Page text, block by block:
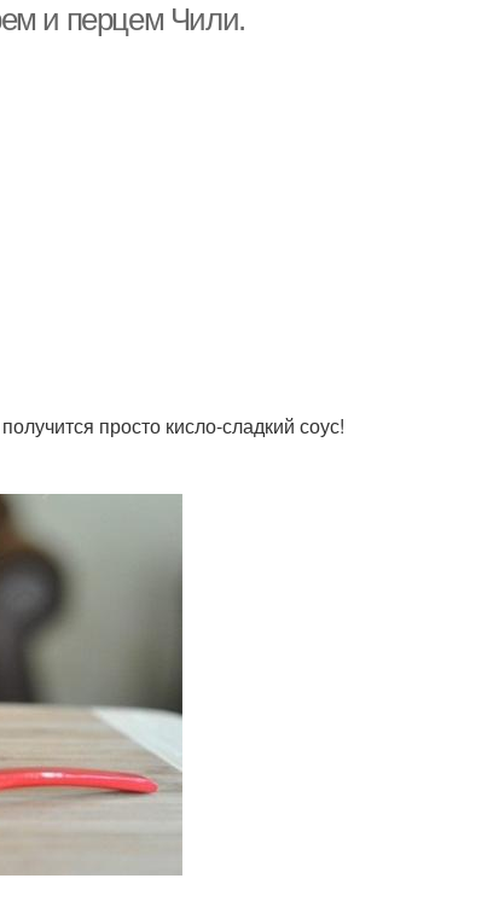
и перцем Чили.
просто кисло-сладкий соус!